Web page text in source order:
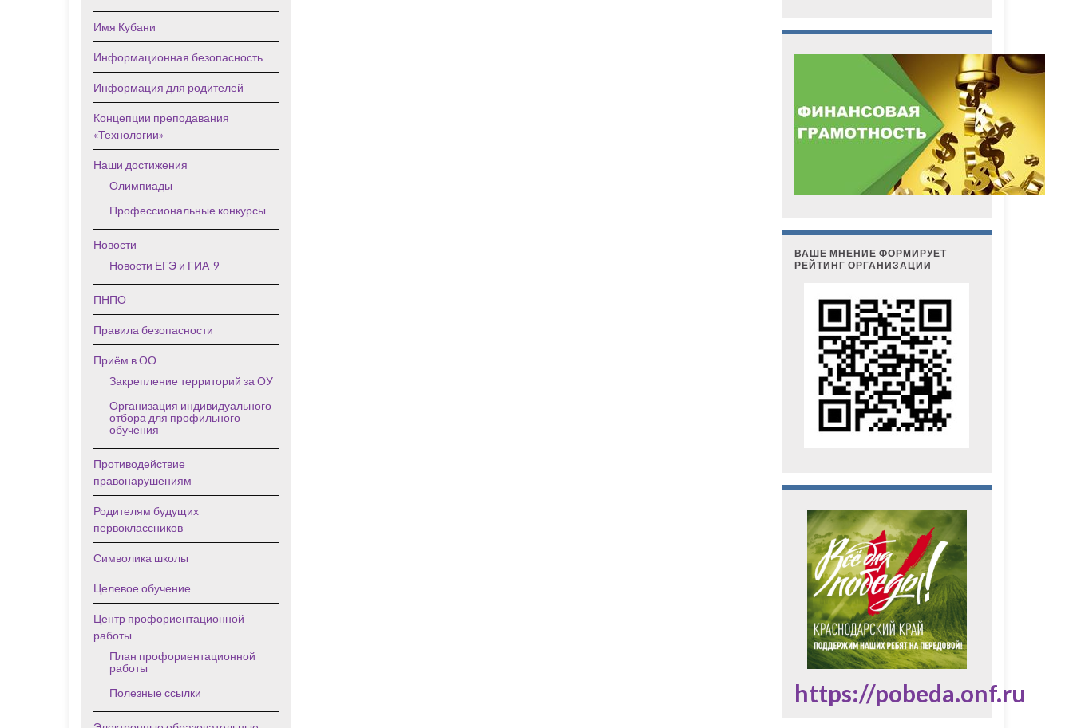
Имя Кубани
Информационная безопасность
Информация для родителей
Концепции преподавания
«Технологии»
Наши достижения
Олимпиады
Профессиональные конкурсы
Новости
Новости ЕГЭ и ГИА-9
ПНПО
Правила безопасности
Приём в ОО
Закрепление территорий за ОУ
Организация индивидуального
отбора для профильного
обучения
Противодействие
правонарушениям
Родителям будущих
первоклассников
Символика школы
Целевое обучение
Центр профориентационной
работы
План профориентационной
работы
Полезные ссылки
ВАШЕ МНЕНИЕ ФОРМИРУЕТ
РЕЙТИНГ ОРГАНИЗАЦИИ
https://pobeda.onf.ru